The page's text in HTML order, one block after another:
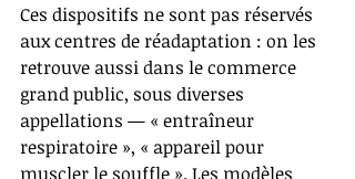
Ces dispositifs ne sont pas réservés
aux centres de réadaptation : on les
retrouve aussi dans le commerce
grand public, sous diverses
appellations — « entraîneur
respiratoire », « appareil pour
muscler le souffle ». Les modèles